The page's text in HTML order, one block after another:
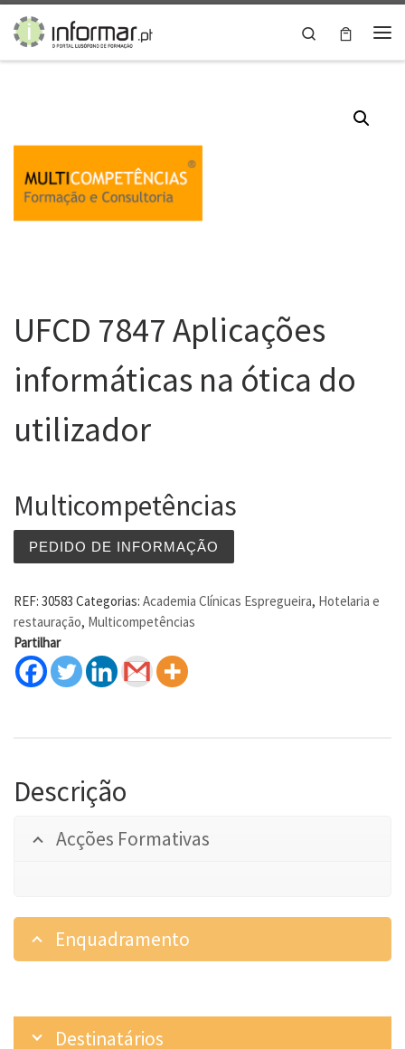
Skip to content
Search
UFCD 7847 Aplicações
informáticas na ótica do
utilizador
Multicompetências
PEDIDO DE INFORMAÇÃO
REF: 30583 Categorias: Academia Clínicas Espregueira, Hotelaria e
restauração, Multicompetências
Partilhar
Descrição
Acções Formativas
Enquadramento
Destinatários